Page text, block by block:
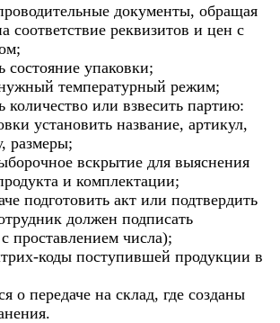
документы, обращая
соответствие реквизитов и цен с
состояние упаковки;
температурный режим;
количество или взвесить партию:
установить название, артикул,
размеры;
вскрытие для выяснения
и комплектации;
подготовить акт или подтвердить
должен подписать
проставлением числа);
коды поступившей продукции в
о передаче на склад, где созданы